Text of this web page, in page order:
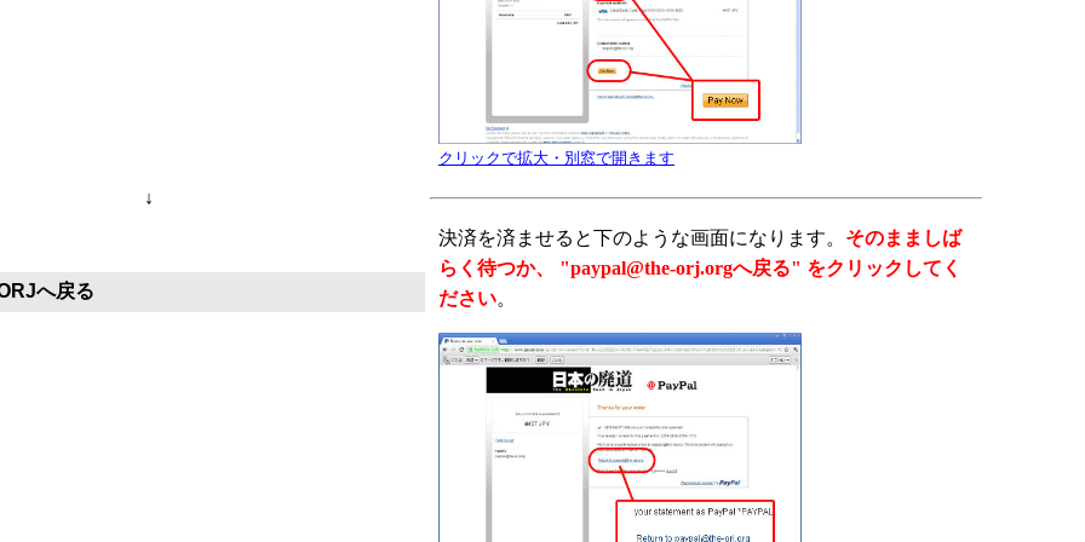
クリックで拡大・別窓で開きます
↓
へ戻る
決済を済ませると下のような画面になります。 そのまましば
らく待つか、 "paypal@the-orj.orgへ戻る" をクリックしてく
ださい。